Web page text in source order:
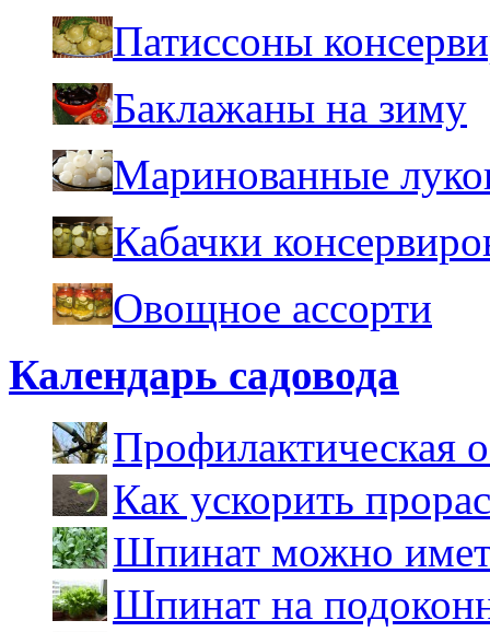
Патиссоны
Баклажаны на зиму
Маринованные
Кабачки
Овощное ассорти
Календарь садовода
Профилактическая
яблоньКак ускорить
Шпинат можно
Шпинат на